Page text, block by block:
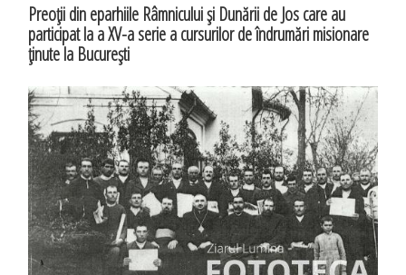
Preoţii din eparhiile Râmnicului şi Dunării de Jos care au
participat la a XV-a serie a cursurilor de îndrumări misionare
ţinute la Bucureşti